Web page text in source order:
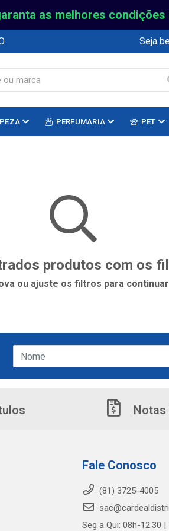
as melhores condições
Seja
PERFUMARIA PET
produtos com os
ou ajuste os filtros para continuar
Notas
Fale Conosco
(81) 3725-4005
Seg a Qui: 08h-12:30 |